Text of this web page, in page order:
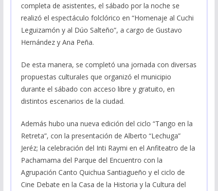
completa de asistentes, el sábado por la noche se
realizó el espectáculo folclórico en “Homenaje al Cuchi
Leguizamón y al Dúo Salteño”, a cargo de Gustavo
Hernández y Ana Peña.
De esta manera, se completó una jornada con diversas
propuestas culturales que organizó el municipio
durante el sábado con acceso libre y gratuito, en
distintos escenarios de la ciudad.
Además hubo una nueva edición del ciclo “Tango en la
Retreta”, con la presentación de Alberto “Lechuga”
Jeréz; la celebración del Inti Raymi en el Anfiteatro de la
Pachamama del Parque del Encuentro con la
Agrupación Canto Quichua Santiagueño y el ciclo de
Cine Debate en la Casa de la Historia y la Cultura del